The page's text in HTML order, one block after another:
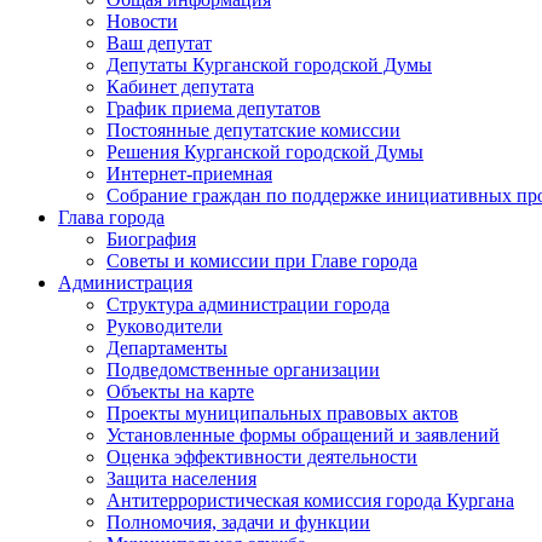
Новости
Ваш депутат
Депутаты Курганской городской Думы
Кабинет депутата
График приема депутатов
Постоянные депутатские комиссии
Решения Курганской городской Думы
Интернет-приемная
Собрание граждан по поддержке инициативных
Глава города
Биография
Советы и комиссии при Главе города
Администрация
Структура администрации города
Руководители
Департаменты
Подведомственные организации
Объекты на карте
Проекты муниципальных правовых актов
Установленные формы обращений и заявлений
Оценка эффективности деятельности
Защита населения
Антитеррористическая комиссия города Кургана
Полномочия, задачи и функции